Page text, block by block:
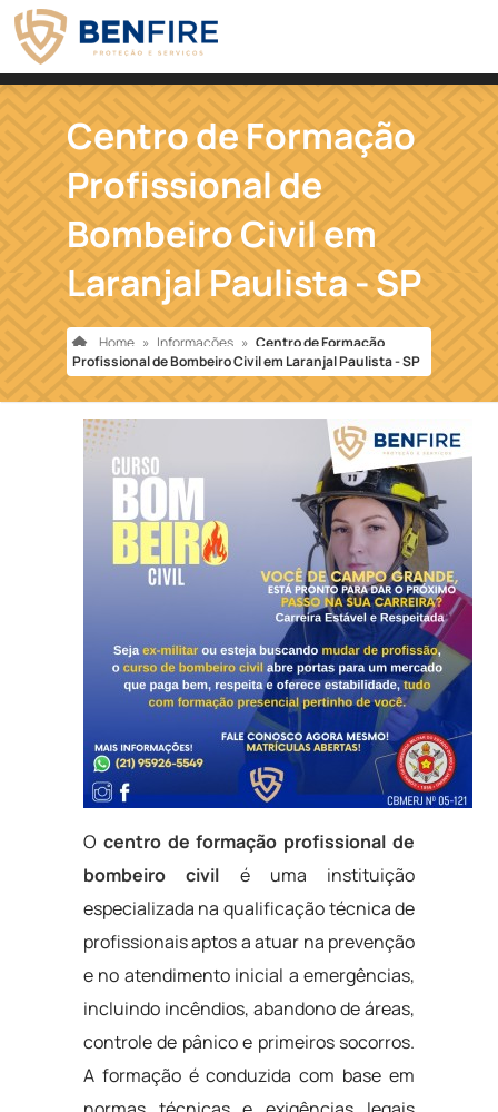
Centro de Formação
Profissional de
Bombeiro Civil em
Laranjal Paulista - SP
Home » Informações » Centro de Formação
Profissional de Bombeiro Civil em Laranjal Paulista - SP
O centro de formação profissional de
bombeiro civil é uma instituição
especializada na qualificação técnica de
profissionais aptos a atuar na prevenção
e no atendimento inicial a emergências,
incluindo incêndios, abandono de áreas,
controle de pânico e primeiros socorros.
A formação é conduzida com base em